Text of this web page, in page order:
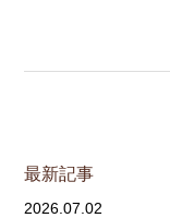
最新記事
2026.07.02